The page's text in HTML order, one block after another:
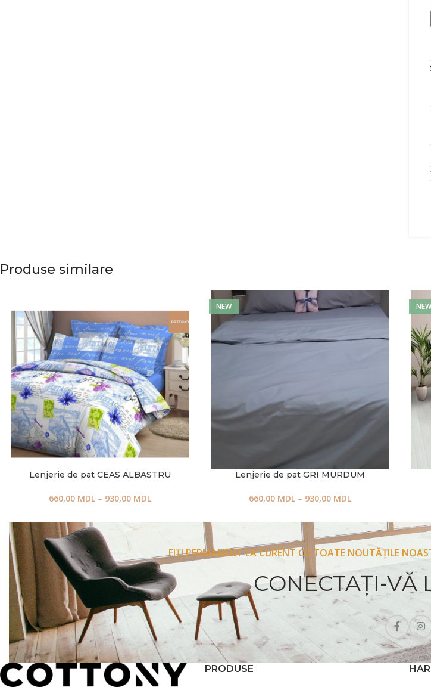
Produse similare
Lenjerie de pat CEAS ALBASTRU
660,00 MDL – 930,00 MDL
NEW
Lenjerie de pat GRI MURDUM
660,00 MDL – 930,00 MDL
NEW
FIȚI PERMANENT LA CURENT CU TOATE NOUTĂȚILE
CONECTAŢI-VĂ
PRODUSE